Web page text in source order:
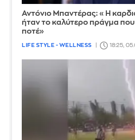
Αντόνιο Μπαντέρας: «Η
ήταν το καλύτερο πράγμα
ποτέ»
LIFE STYLE - WELLNESS 18:25,